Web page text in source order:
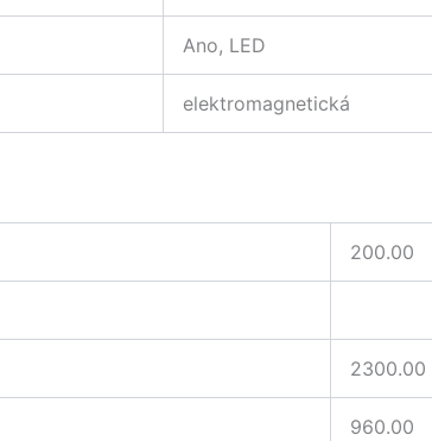
Ano, LED
elektromagnetická
200.00
2300.00
960.00